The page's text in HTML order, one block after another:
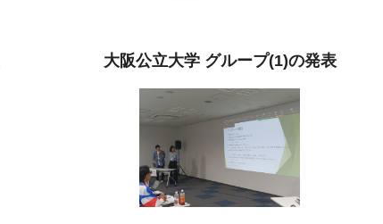
大阪公立大学 グループ(1)の発表